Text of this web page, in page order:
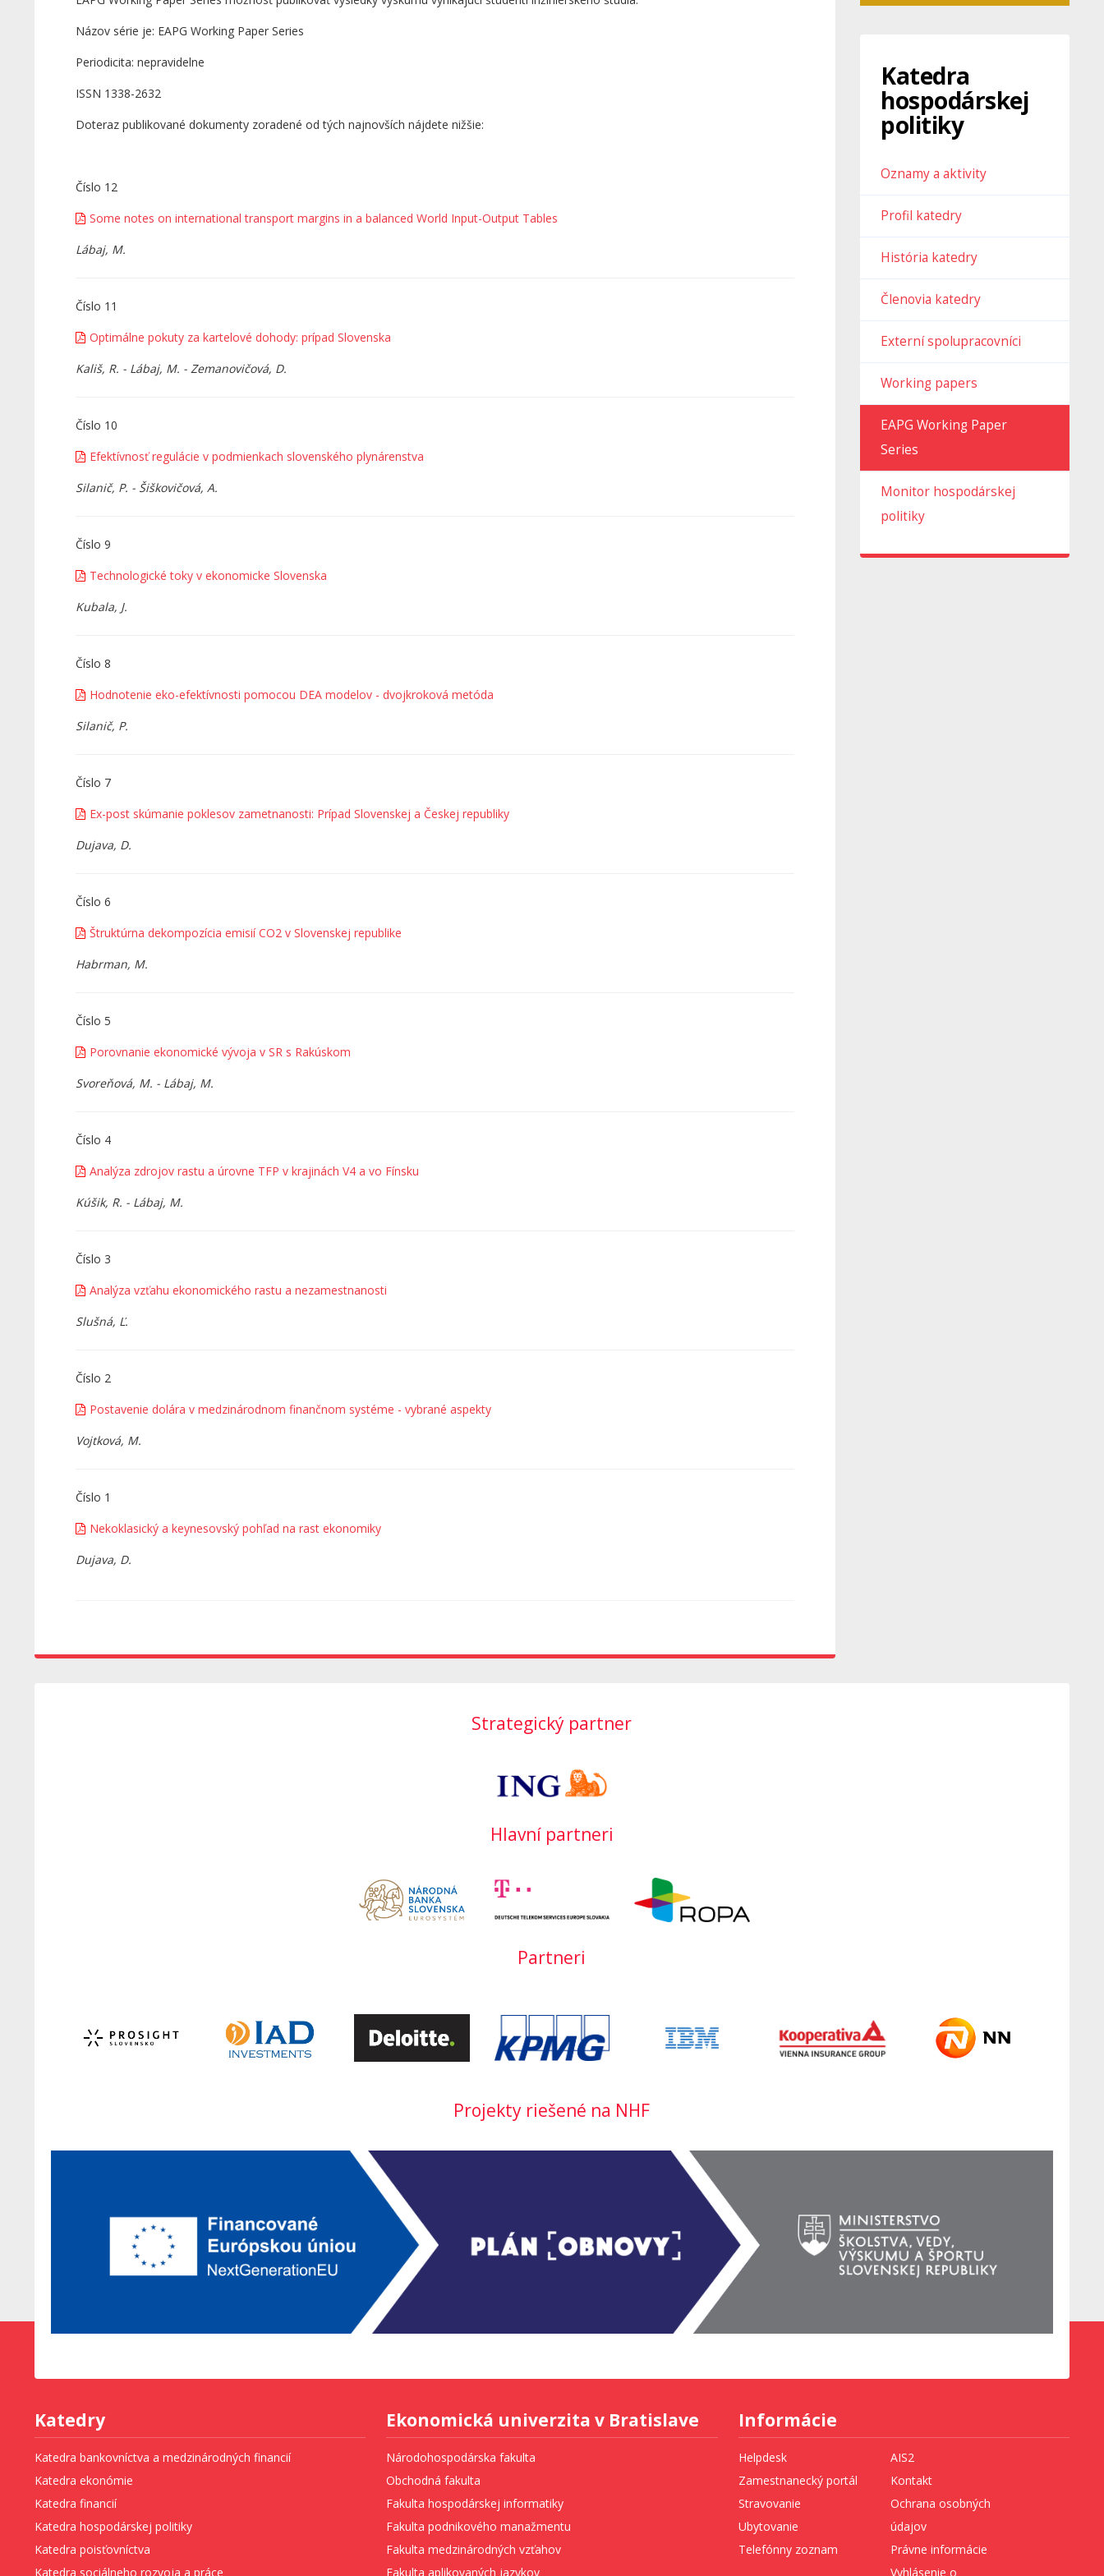
Názov série je: EAPG Working Paper Series
Periodicita: nepravidelne
ISSN 1338-2632
Doteraz publikované dokumenty zoradené od tých najnovších nájdete nižšie:
Číslo 12
Some notes on international transport margins in a balanced World Input-Output Tables
Lábaj, M.
Číslo 11
Optimálne pokuty za kartelové dohody: prípad Slovenska
Kališ, R. - Lábaj, M. - Zemanovičová, D.
Číslo 10
Efektívnosť regulácie v podmienkach slovenského plynárenstva
Silanič, P. - Šiškovičová, A.
Číslo 9
Technologické toky v ekonomicke Slovenska
Kubala, J.
Číslo 8
Hodnotenie eko-efektívnosti pomocou DEA modelov - dvojkroková metóda
Silanič, P.
Číslo 7
Ex-post skúmanie poklesov zametnanosti: Prípad Slovenskej a Českej republiky
Dujava, D.
Číslo 6
Štruktúrna dekompozícia emisií CO2 v Slovenskej republike
Habrman, M.
Číslo 5
Porovnanie ekonomické vývoja v SR s Rakúskom
Svoreňová, M. - Lábaj, M.
Číslo 4
Analýza zdrojov rastu a úrovne TFP v krajinách V4 a vo Fínsku
Kúšik, R. - Lábaj, M.
Číslo 3
Analýza vzťahu ekonomického rastu a nezamestnanosti
Slušná, Ľ.
Číslo 2
Postavenie dolára v medzinárodnom finančnom systéme - vybrané aspekty
Vojtková, M.
Číslo 1
Nekoklasický a keynesovský pohľad na rast ekonomiky
Dujava, D.
Katedra
hospodárskej
politiky
Oznamy a aktivity
Profil katedry
História katedry
Členovia katedry
Externí spolupracovníci
Working papers
EAPG Working Paper
Series
Monitor hospodárskej
politiky
Strategický partner
Hlavní partneri
Partneri
Projekty riešené na NHF
Katedry
Katedra bankovníctva a medzinárodných financií
Katedra ekonómie
Katedra financií
Katedra hospodárskej politiky
Katedra poisťovníctva
Katedra sociálneho rozvoja a práce
Ekonomická univerzita v Bratislave
Národohospodárska fakulta
Obchodná fakulta
Fakulta hospodárskej informatiky
Fakulta podnikového manažmentu
Fakulta medzinárodných vzťahov
Fakulta aplikovaných jazykov
Informácie
Helpdesk
Zamestnanecký portál
Stravovanie
Ubytovanie
Telefónny zoznam
AIS2
Kontakt
Ochrana osobných
údajov
Právne informácie
Vyhlásenie o